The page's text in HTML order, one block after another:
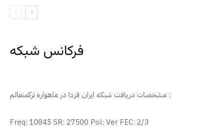
فرکانس شبکه
مشخصات دریافت شبکه ایران فردا در ماهواره ترکمنعالم :
Freq: 10845 SR: 27500 Pol: Ver FEC: 2/3